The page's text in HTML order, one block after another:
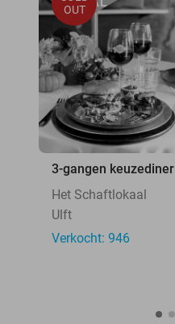
OUT
3-gangen keuzediner
Het Schaftlokaal
Ulft
Verkocht: 946